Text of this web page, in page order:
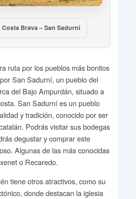
Brava – San Sadurní
ruta por los pueblos más bonitos
San Sadurní, un pueblo del
del Bajo Ampurdán, situado a
San Sadurní es un pueblo
y tradición, conocido por ser
Podrás visitar sus bodegas
degustar y comprar este
Algunas de las más conocidas
o Recaredo.
tiene otros atractivos, como su
donde destacan la iglesia